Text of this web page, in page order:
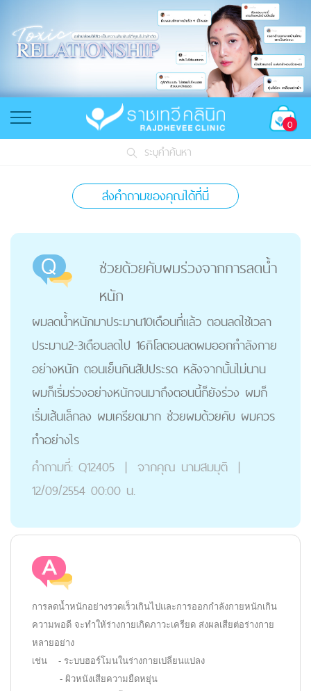
0
ระบุคำค้นหา
ส่งคำถามของคุณได้ที่นี่
ช่วยด้วยคับผมร่วงจากการลดน้ำ
หนัก
ผมลดน้ำหนักมาประมาน10เดือนที่แล้ว ตอนลดใช้เวลา
ประมาน2-3เดือนลดไป 16กิโลตอนลดผมออกกำลังกาย
อย่างหนัก ตอนเย็นกินสัปประรด หลังจากนั้นไม่นาน
ผมก็เริ่มร่วงอย่างหนักจนมาถึงตอนนี้ก็ยังร่วง ผมก็
เริ่มเส้นเล็กลง ผมเครียดมาก ช่วยผมด้วยคับ ผมควร
ทำอย่างไร
คำถามที่: Q12405 | จากคุณ นามสมมุติ |
12/09/2554 00:00 น.
การลดน้ำหนักอย่างรวดเร็วเกินไปและการออกกำลังกายหนักเกิน
ความพอดี จะทำให้ร่างกายเกิดภาวะเครียด ส่งผลเสียต่อร่างกาย
หลายอย่าง
เช่น - ระบบฮอร์โมนในร่างกายเปลี่ยนแปลง
- ผิวหนังเสียความยืดหยุ่น